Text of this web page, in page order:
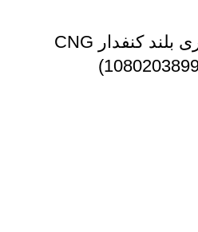
شیلنگ رادیاتور بخاری بلند کنفدار CNG